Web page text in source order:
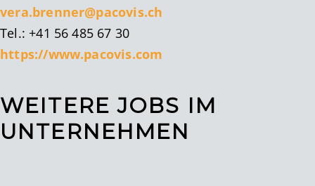
vera.brenner@pacovis.ch
Tel.: +41 56 485 67 30
https://www.pacovis.com
WEITERE JOBS IM
UNTERNEHMEN